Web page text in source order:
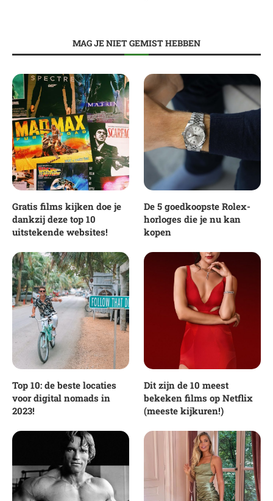
MAG JE NIET GEMIST HEBBEN
Gratis films kijken doe je
dankzij deze top 10
uitstekende websites!
De 5 goedkoopste Rolex-
horloges die je nu kan
kopen
Top 10: de beste locaties
voor digital nomads in
2023!
Dit zijn de 10 meest
bekeken films op Netflix
(meeste kijkuren!)